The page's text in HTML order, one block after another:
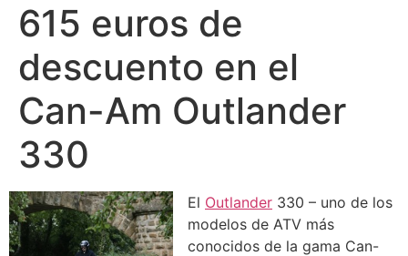
615 euros de
descuento en el
Can-Am Outlander
330
El Outlander 330 – uno de los
modelos de ATV más
conocidos de la gama Can-